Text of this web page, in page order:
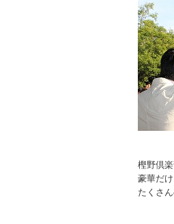
樫野倶
豪華だ
たくさ